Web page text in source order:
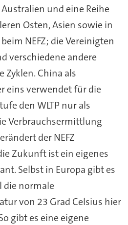
und eine Reihe
Osten, Asien sowie in
NEFZ; die Vereinigten
verschiedene andere
Zyklen. China als
eins verwendet für die
den WLTP nur als
Verbrauchsermittlung
der NEFZ
Zukunft ist ein eigenes
Selbst in Europa gibt es
die normale
von 23 Grad Celsius hier
gibt es eine eigene